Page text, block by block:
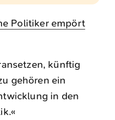
Politiker empört
künftig
gehören ein
in den